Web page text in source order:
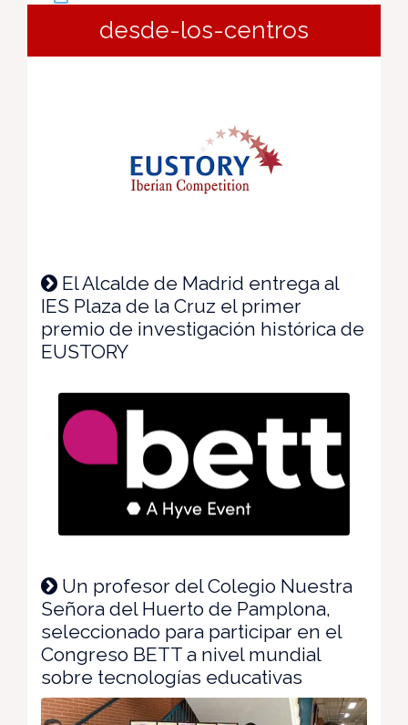
Fenster)desde-los-centros
El Alcalde de Madrid entrega al
IES Plaza de la Cruz el primer
premio de investigación histórica de
EUSTORY
Un profesor del Colegio Nuestra
Señora del Huerto de Pamplona,
seleccionado para participar en el
Congreso BETT a nivel mundial
sobre tecnologías educativas